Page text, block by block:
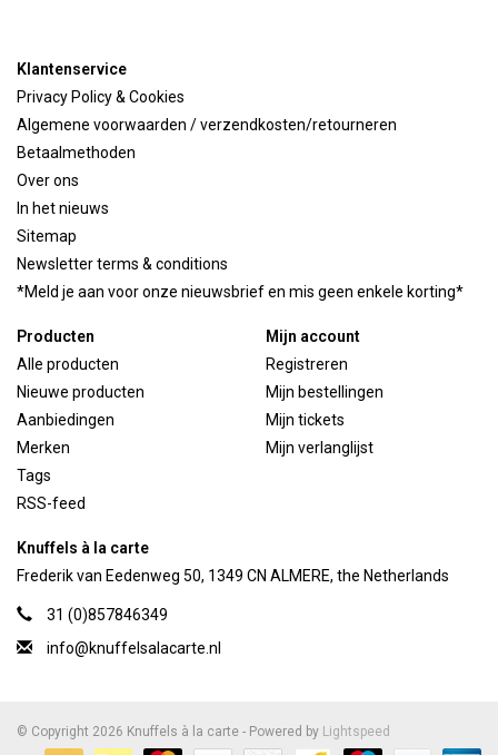
Klantenservice
Privacy Policy & Cookies
Algemene voorwaarden / verzendkosten/retourneren
Betaalmethoden
Over ons
In het nieuws
Sitemap
Newsletter terms & conditions
*Meld je aan voor onze nieuwsbrief en mis geen enkele korting*
Producten
Alle producten
Nieuwe producten
Aanbiedingen
Merken
Tags
RSS-feed
Mijn account
Registreren
Mijn bestellingen
Mijn tickets
Mijn verlanglijst
Knuffels à la carte
Frederik van Eedenweg 50, 1349 CN ALMERE, the Netherlands
31 (0)857846349
info@knuffelsalacarte.nl
© Copyright 2026 Knuffels à la carte - Powered by Lightspeed